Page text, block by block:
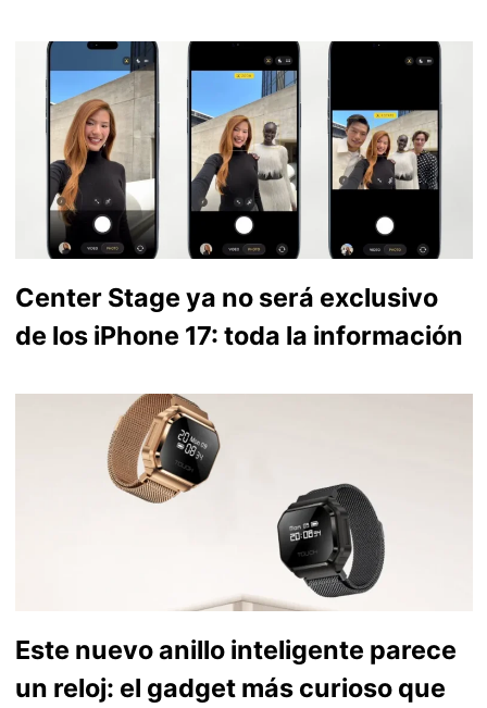
Center Stage ya no será exclusivo
de los iPhone 17: toda la información
Este nuevo anillo inteligente parece
un reloj: el gadget más curioso que